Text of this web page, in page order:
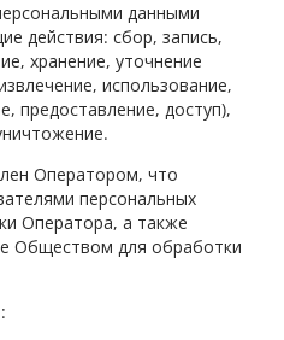
данными
действия: сбор, запись,
хранение, уточнение
использование,
предоставление, доступ),
Оператором, что
персональных
Оператора, а также
Обществом для обработки